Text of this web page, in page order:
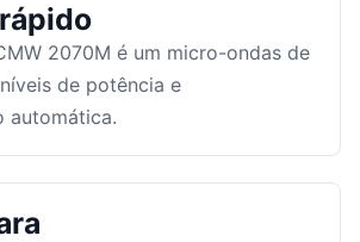
2070M é um micro-ondas de
de potência e
automática.